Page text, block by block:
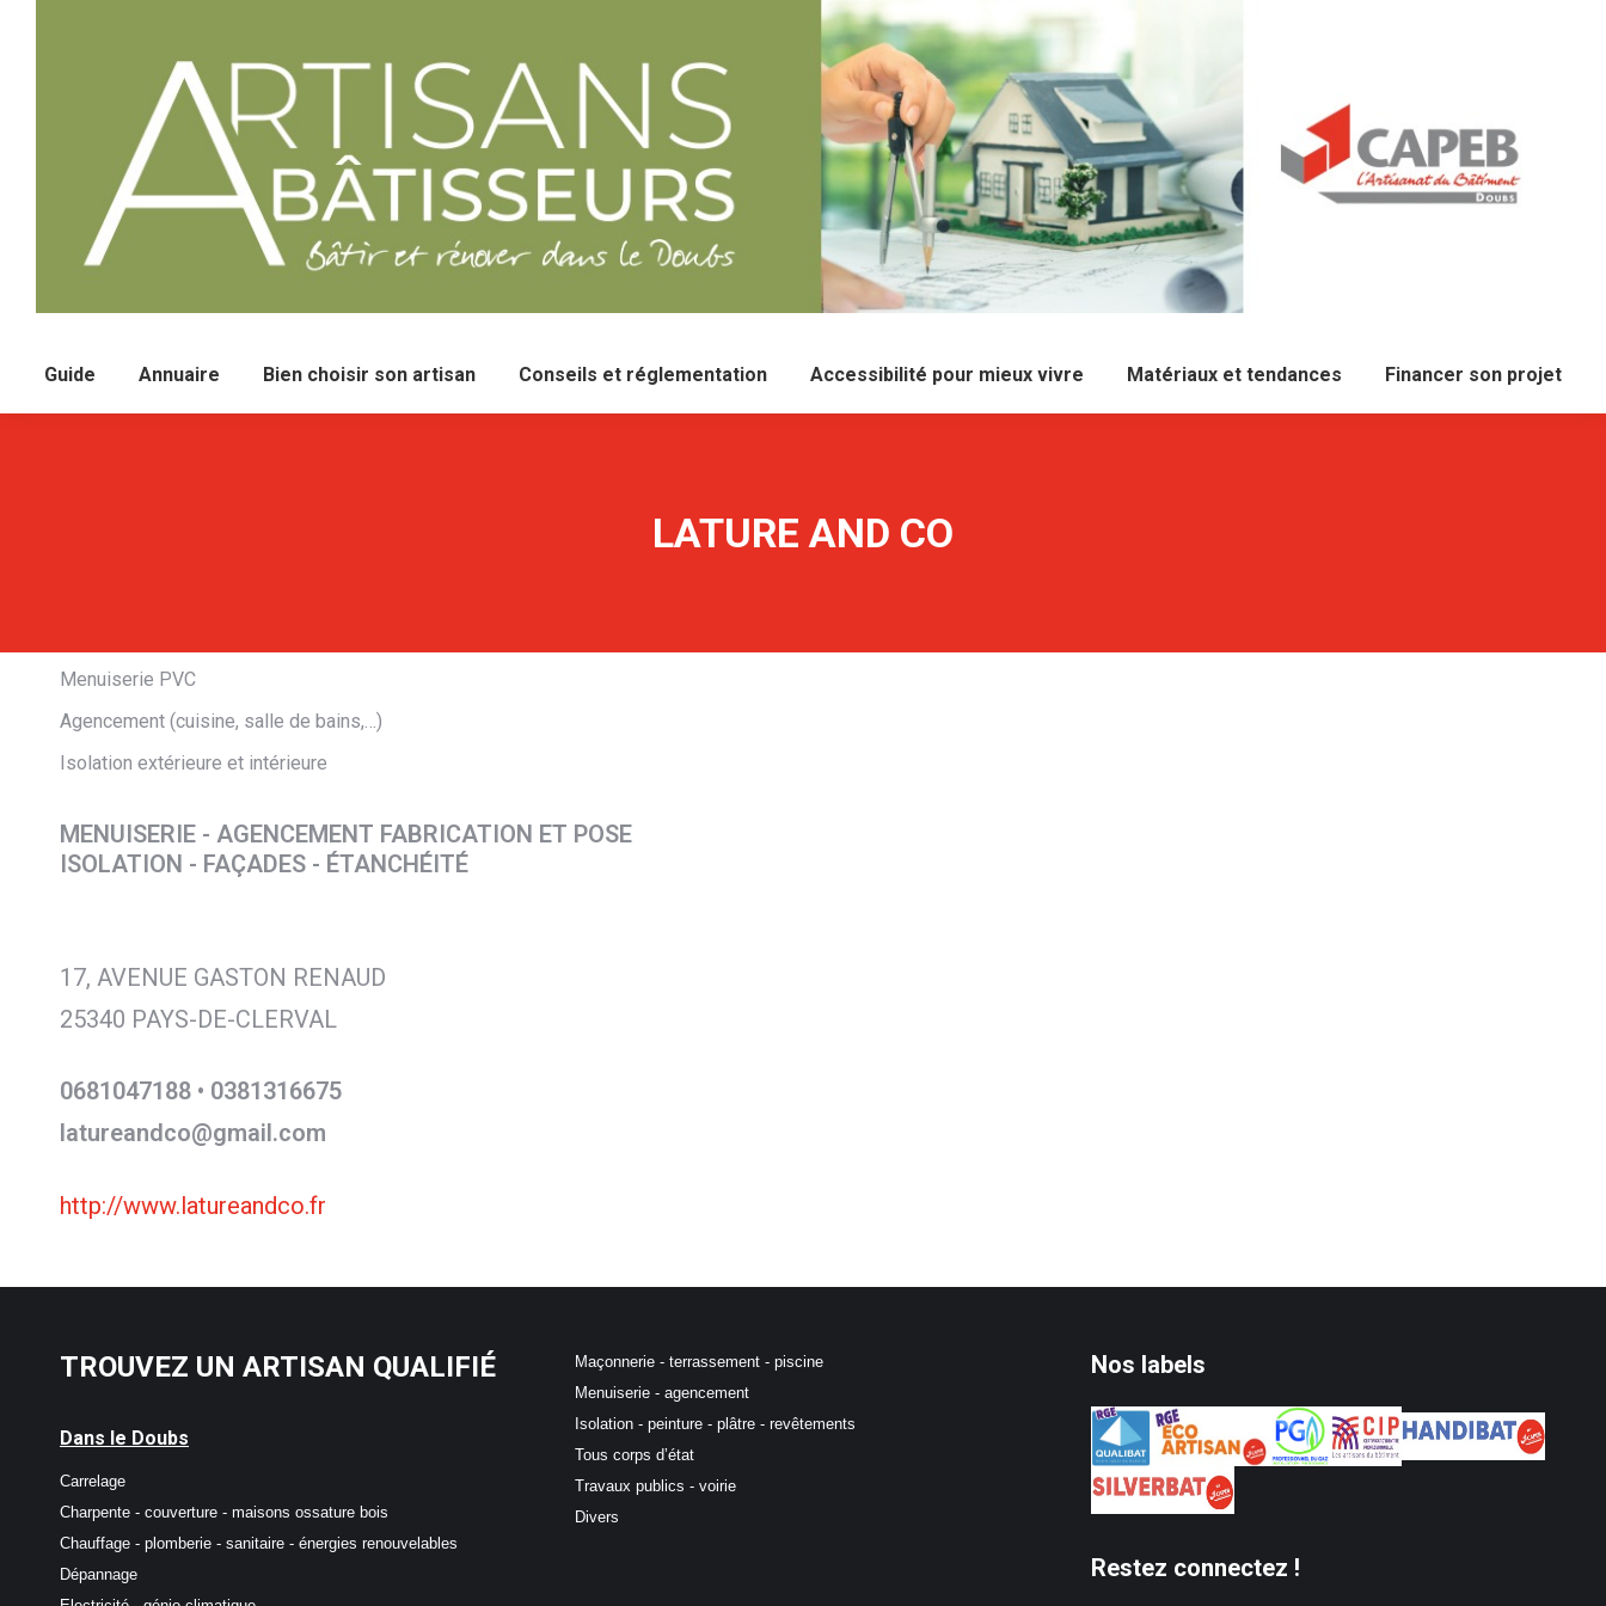
Guide Annuaire Bien choisir son artisan Conseils et réglementation Accessibilité pour mieux vivre Matériaux et tendances Financer son projet
LATURE AND CO
Menuiserie PVC
Agencement (cuisine, salle de bains,…)
Isolation extérieure et intérieure
MENUISERIE - AGENCEMENT FABRICATION ET POSE
ISOLATION - FAÇADES - ÉTANCHÉITÉ
17, AVENUE GASTON RENAUD
25340 PAYS-DE-CLERVAL
0681047188 • 0381316675
latureandco@gmail.com
http://www.latureandco.fr
TROUVEZ UN ARTISAN QUALIFIÉ
Dans le Doubs
Carrelage
Charpente - couverture - maisons ossature bois
Chauffage - plomberie - sanitaire - énergies renouvelables
Dépannage
Maçonnerie - terrassement - piscine
Menuiserie - agencement
Isolation - peinture - plâtre - revêtements
Tous corps d’état
Travaux publics - voirie
Divers
Nos labels
Restez connectez !